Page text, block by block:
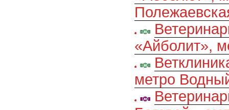
«Айболит»,
метро